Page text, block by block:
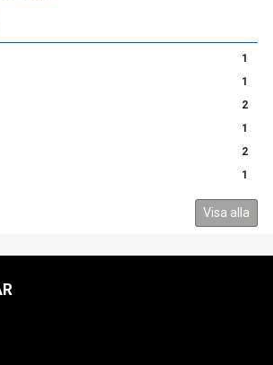
1
1
2
1
2
1
Visa alla